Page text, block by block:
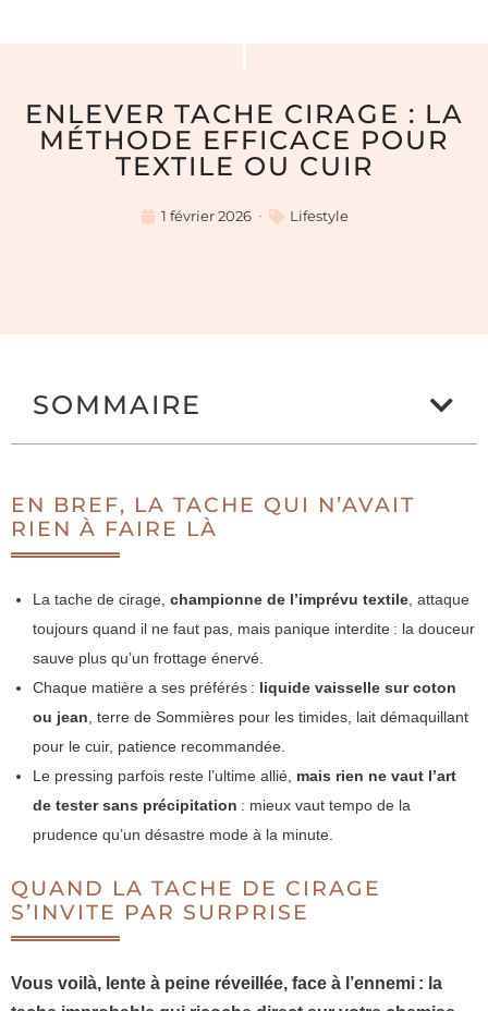
ENLEVER TACHE CIRAGE : LA
MÉTHODE EFFICACE POUR
TEXTILE OU CUIR
1 février 2026 Lifestyle
SOMMAIRE
EN BREF, LA TACHE QUI N’AVAIT
RIEN À FAIRE LÀ
La tache de cirage, championne de l’imprévu textile , attaque
toujours quand il ne faut pas, mais panique interdite : la douceur
sauve plus qu’un frottage énervé.
Chaque matière a ses préférés : liquide vaisselle sur coton
ou jean , terre de Sommières pour les timides, lait démaquillant
pour le cuir, patience recommandée.
Le pressing parfois reste l’ultime allié, mais rien ne vaut l’art
de tester sans précipitation : mieux vaut tempo de la
prudence qu’un désastre mode à la minute.
QUAND LA TACHE DE CIRAGE
S’INVITE PAR SURPRISE
Vous voilà, lente à peine réveillée, face à l’ennemi : la